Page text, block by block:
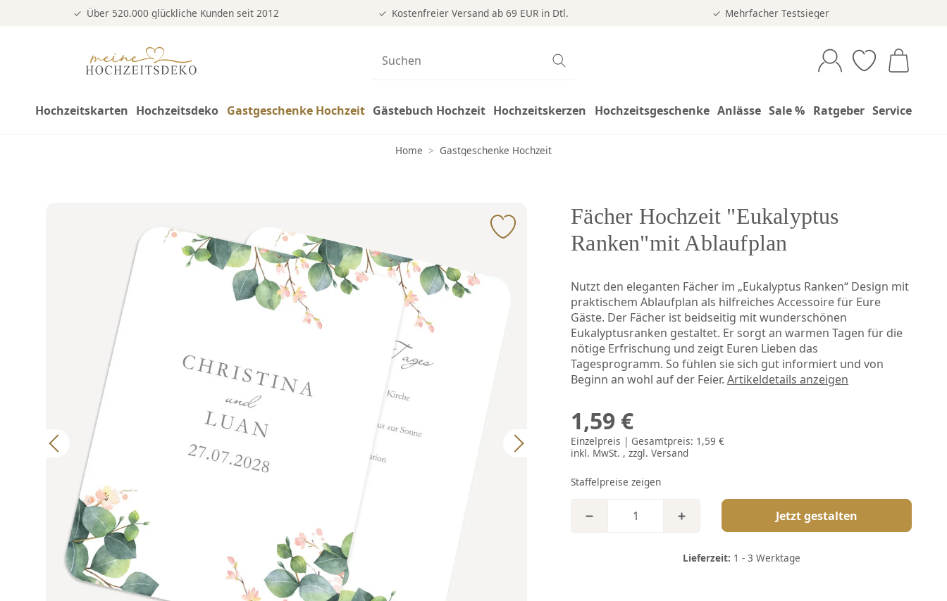
Über 520.000 glückliche Kunden seit 2012 Kostenfreier Versand ab 69 EUR in Dtl. Mehrfacher Testsieger
Hochzeitskarten Hochzeitsdeko Gastgeschenke Hochzeit Gästebuch Hochzeit Hochzeitskerzen Hochzeitsgeschenke Anlässe Sale % Ratgeber Service
Home > Gastgeschenke Hochzeit
Fächer Hochzeit "Eukalyptus
Ranken"mit Ablaufplan
Nutzt den eleganten Fächer im „Eukalyptus Ranken“ Design mit
praktischem Ablaufplan als hilfreiches Accessoire für Eure
Gäste. Der Fächer ist beidseitig mit wunderschönen
Eukalyptusranken gestaltet. Er sorgt an warmen Tagen für die
nötige Erfrischung und zeigt Euren Lieben das
Tagesprogramm. So fühlen sie sich gut informiert und von
Beginn an wohl auf der Feier.Artikeldetails anzeigen
1,59 €
Einzelpreis | Gesamtpreis: 1,59 €
inkl. MwSt. , zzgl.Versand
Staffelpreise zeigen
Jetzt gestalten
Lieferzeit: 1 - 3 Werktage